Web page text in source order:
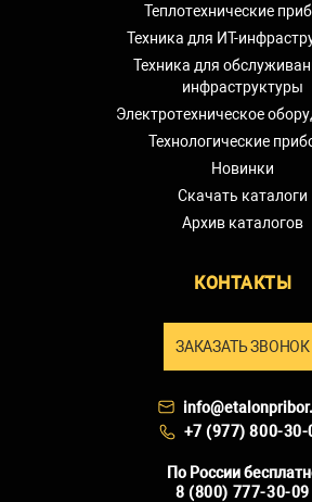
Теплотехнические
Техника для ИТ-
Техника для
инфраструктуры
Электротехническое
Технологические
Новинки
Скачать каталоги
Архив каталогов
КОНТАКТЫ
ЗАКАЗАТЬ ЗВОНОК
+7 (977) 800-30-
По России
8 (800) 777-30-09